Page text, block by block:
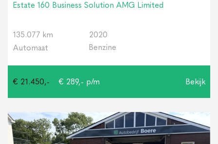
Estate 160 Business Solution AMG Limited
135.077 km
2020
Automaat
Benzine
€ 21.450,- € 289,- p/m Bekijk